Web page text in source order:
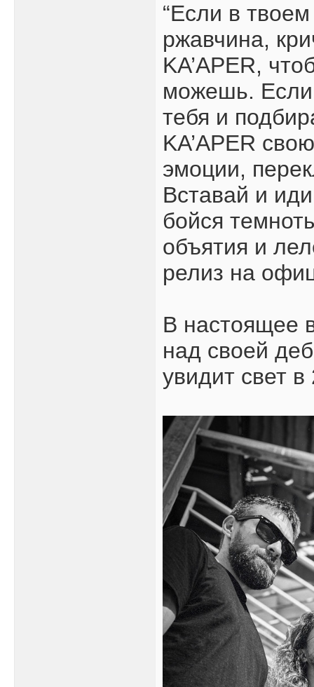
“Если в
ржавчина,
KA’APER,
можешь. Если
тебя и
KA’APER
эмоции,
Вставай и
бойся
объятия и
релиз на
В настоящее
над своей
увидит свет в